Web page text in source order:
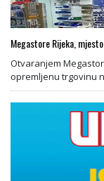
Megastore Rijeka,
Otvaranjem
opremljenu trgovinu